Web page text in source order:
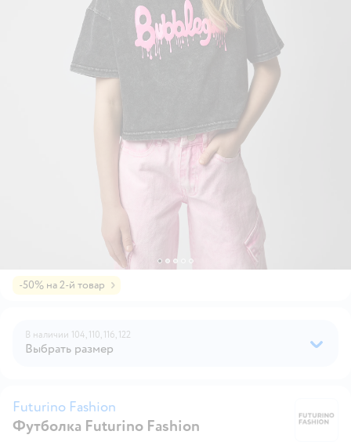
-50% на 2-й товар
В наличии 104, 110, 116, 122
Выбрать размер
Futurino Fashion
Футболка Futurino Fashion